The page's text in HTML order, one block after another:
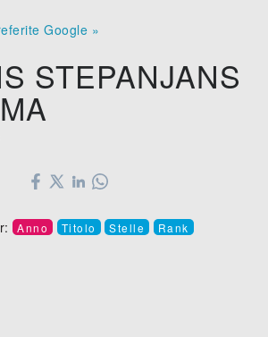
Google »
STEPANJANS
Anno Titolo Stelle Rank